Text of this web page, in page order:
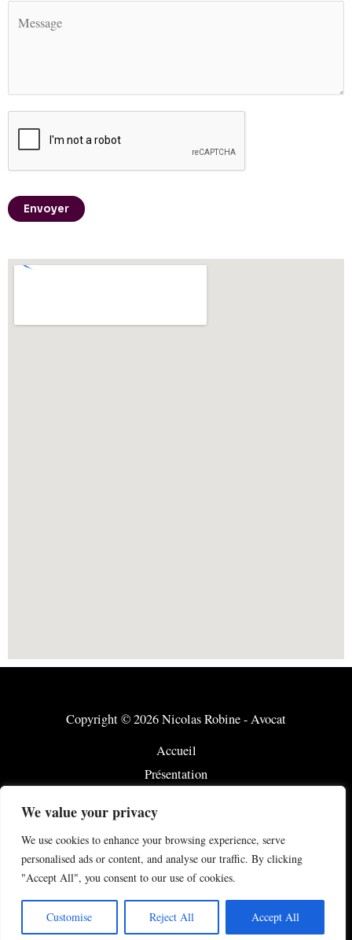
We value your privacy
We use cookies to enhance your browsing experience, serve
personalised ads or content, and analyse our traffic. By clicking
"Accept All", you consent to our use of cookies.
Customise Reject All Accept All
Envoyer
Copyright © 2026 Nicolas Robine - Avocat
Accueil
Présentation
Honoraires
Actualité
Contact